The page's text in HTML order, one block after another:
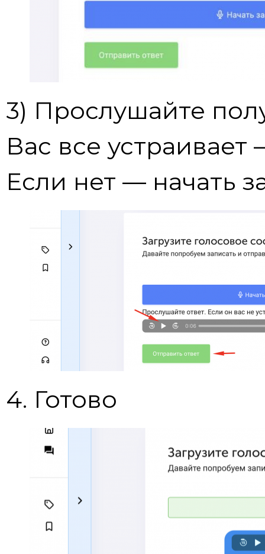
3) Прослушайте
Вас все
Если нет — начать
4. Готово